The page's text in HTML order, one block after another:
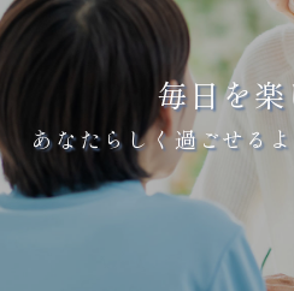
毎日を
あなたらしく過ごせる
サービス内容
よくあるご質問